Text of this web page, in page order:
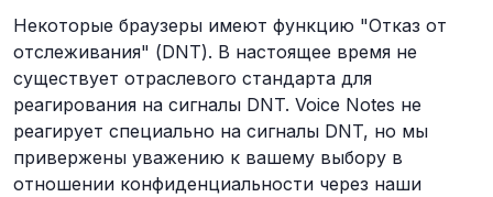
Некоторые браузеры имеют функцию "Отказ от
отслеживания" (DNT). В настоящее время не
существует отраслевого стандарта для
реагирования на сигналы DNT. Voice Notes не
реагирует специально на сигналы DNT, но мы
привержены уважению к вашему выбору в
отношении конфиденциальности через наши